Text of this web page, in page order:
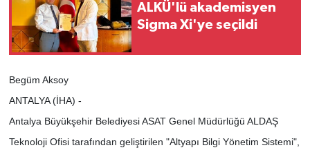
ALKÜ'lü akademisyen
Sigma Xi'ye seçildi
Begüm Aksoy
ANTALYA (İHA) -
Antalya Büyükşehir Belediyesi ASAT Genel Müdürlüğü ALDAŞ
Teknoloji Ofisi tarafından geliştirilen "Altyapı Bilgi Yönetim Sistemi",